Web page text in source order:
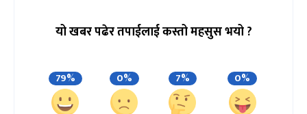
यो खबर पढेर तपाईलाई कस्तो महसुस भयो ?
79% 0% 7% 0%